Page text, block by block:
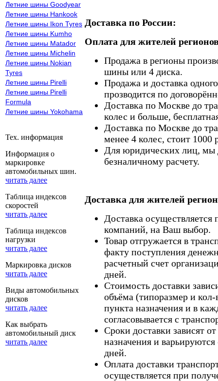
Летние шины Goodyear
Летние шины Hankook
Летние шины Ikon Tyres
Летние шины Kumho
Летние шины Matador
Летние шины Michelin
Летние шины Nokian
Tyres
Летние шины Pirelli
Летние шины Pirelli
Formula
Летние шины Yokohama
Тех. информация
Информация о
маркировке
автомобильных шин.
читать далее
Таблица индексов
скоростей
читать далее
Таблица индексов
нагрузки
читать далее
Маркировка дисков
читать далее
Виды автомобильных
дисков
читать далее
Как выбрать
автомобильный диск
читать далее
Доставка по России:
Оплата для жителей
Продажа в регионы
шины или 4 диска.
Продажа и доставка
прозводится по
Доставка по Москве до
колес и больше,
Доставка по Москве до
менее 4 колес, стоит 1000
Для юридических лиц, мы
безналичному расчету.
Доставка для жителей
Доставка
компаний, на Ваш выбор.
Товар отгружается в
факту поступления
расчетный счет
дней.
Стоимость доставки
объёма (типоразмер и кол-
пункта назначения и в
согласовывается с
Сроки доставки зависят
назначения и
дней.
Оплата доставки
осуществляется при